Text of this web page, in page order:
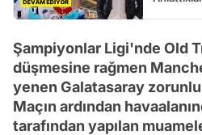
Şampiyonlar Ligi'nde Old
düşmesine rağmen
yenen Galatasaray zorunlu
Maçın ardından
tarafından yapılan